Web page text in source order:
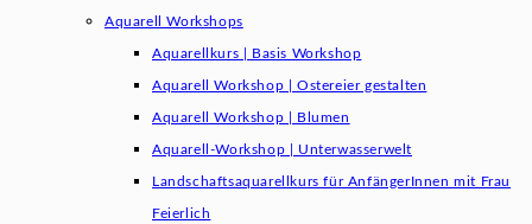
Aquarell Workshops
Aquarellkurs | Basis Workshop
Aquarell Workshop | Ostereier gestalten
Aquarell Workshop | Blumen
Aquarell-Workshop | Unterwasserwelt
Landschaftsaquarellkurs für AnfängerInnen mit Frau
Feierlich